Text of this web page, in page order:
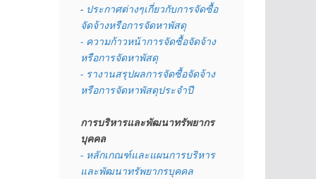
- ประกาศต่างๆเกี่ยวกับการจัดซื้อ
จัดจ้างหรือการจัดหาพัสดุ
- ความก้าวหน้าการจัดซื้อจัดจ้าง
หรือการจัดหาพัสดุ
- รางานสรุปผลการจัดซื้อจัดจ้าง
หรือการจัดหาพัสดุประจำปี
การบริหารและพัฒนาทรัพยากร
บุคคล
- หลักเกณฑ์และแผนการบริหาร
และพัฒนาทรัพยากรบุคคล